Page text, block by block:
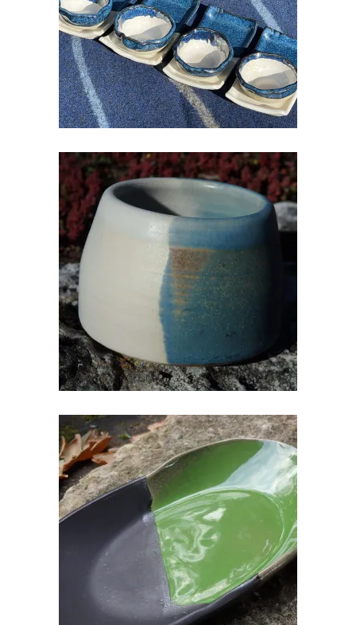
€18.00
TASS SANGATA/TOPS
€13.00
KERAAMILINE OVAALNE VÄIKE
VAAGEN
€18.00